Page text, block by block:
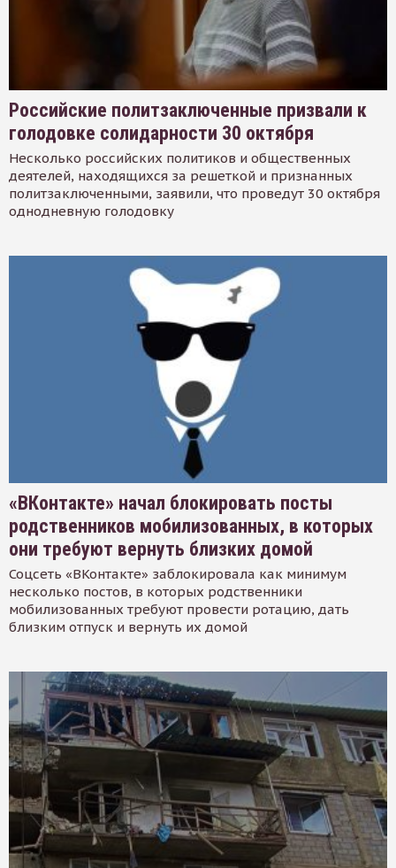
Российские политзаключенные призвали к
голодовке солидарности 30 октября
Несколько российских политиков и общественных
деятелей, находящихся за решеткой и признанных
политзаключенными, заявили, что проведут 30 октября
однодневную голодовку
«ВКонтакте» начал блокировать посты
родственников мобилизованных, в которых
они требуют вернуть близких домой
Соцсеть «ВКонтакте» заблокировала как минимум
несколько постов, в которых родственники
мобилизованных требуют провести ротацию, дать
близким отпуск и вернуть их домой